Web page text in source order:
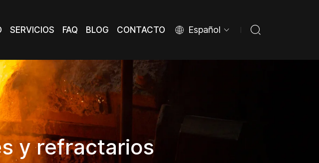
Español
SERVICIOS
FAQ
BLOG
CONTACTO
y refractarios